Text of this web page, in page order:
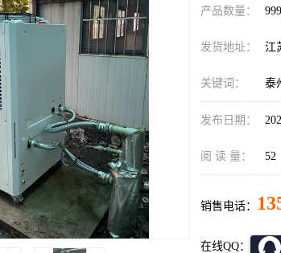
产品数量：
发货地址： 江
关键词： 泰
发布日期：
阅 读 量： 52
销售电话：
在线QQ：